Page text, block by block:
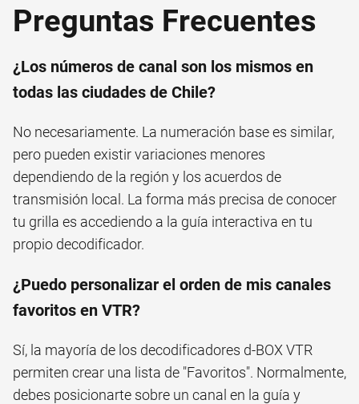
Preguntas Frecuentes
¿Los números de canal son los mismos en
todas las ciudades de Chile?
No necesariamente. La numeración base es similar,
pero pueden existir variaciones menores
dependiendo de la región y los acuerdos de
transmisión local. La forma más precisa de conocer
tu grilla es accediendo a la guía interactiva en tu
propio decodificador.
¿Puedo personalizar el orden de mis canales
favoritos en VTR?
Sí, la mayoría de los decodificadores d-BOX VTR
permiten crear una lista de "Favoritos". Normalmente,
debes posicionarte sobre un canal en la guía y